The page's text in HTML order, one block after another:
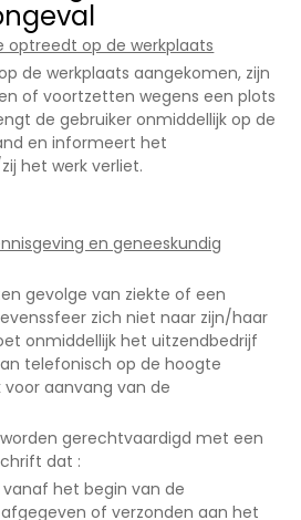
optreedt op de werkplaats
de werkplaats aangekomen, zijn
of voortzetten wegens een plots
de gebruiker onmiddellijk op de
en informeert het
het werk verliet.
en geneeskundig
gevolge van ziekte of een
zich niet naar zijn/haar
onmiddellijk het uitzendbedrijf
telefonisch op de hoogte
aanvang van de
gerechtvaardigd met een
dat :
het begin van de
of verzonden aan het